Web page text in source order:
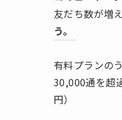
友だち数が増
う。
有料プランの
30,000通を超
円）